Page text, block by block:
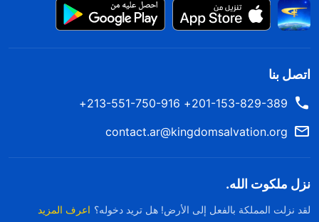
اتصل بنا
201-153-829-389+ 213-551-750-916+
contact.ar@kingdomsalvation.org
نزل ملكوت الله.
لقد نزلت المملكة بالفعل إلى الأرض! هل تريد دخوله؟ اعرف المزيد